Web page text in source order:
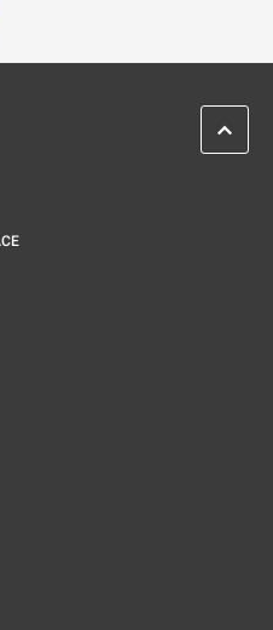
kartě
nové kartě
na nové kartě
ZPĚT